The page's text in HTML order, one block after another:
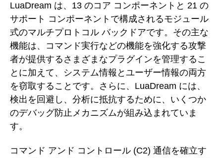
LuaDream は、13 のコア コンポーネントと 21 の
サポート コンポーネントで構成されるモジュール
式のマルチプロトコル バックドアです。その主な
機能は、コマンド実行などの機能を強化する攻撃
者が提供するさまざまなプラグインを管理するこ
とに加えて、システム情報とユーザー情報の両方
を窃取することです。さらに、LuaDream には、
検出を回避し、分析に抵抗するために、いくつか
のデバッグ防止メカニズムが組み込まれていま
す。
コマンド アンド コントロール (C2) 通信を確立す